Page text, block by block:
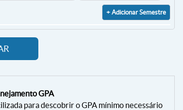
+ Adicionar Semestre
GPA
para descobrir o GPA mínimo necessário